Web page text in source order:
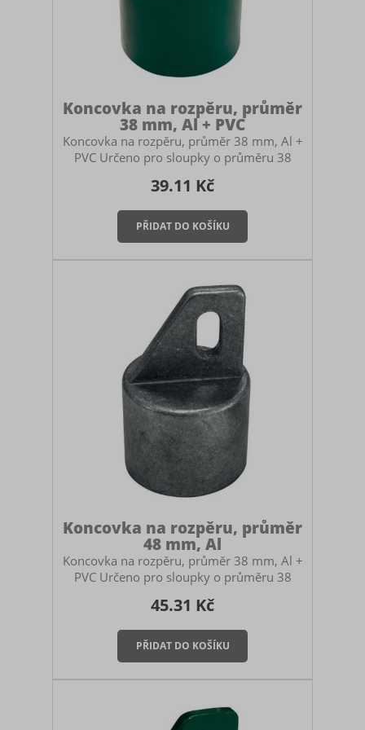
Koncovka na rozpěru, průměr
38 mm, Al + PVC
Koncovka na rozpěru, průměr 38 mm, Al +
PVC Určeno pro sloupky o průměru 38
Funkce: Slouží k přeměně běžného sloupku
(38 mm) na vodorovnou rozpěrnou tyč.
Využití: Zajišťuje stabilitu koncových a
brankových sloupků proti tahu pletiva tam,
kde chybí místo pro vzpěry. Speciální
rozpěry mezi dvěma sloupky. Toto řešení
se používá především na krátkých úsecích
nebo v místech, kde z prost
39.11 Kč
Koncovka na rozpěru, průměr
48 mm, Al
Koncovka na rozpěru, průměr 38 mm, Al +
PVC Určeno pro sloupky o průměru 38
Funkce: Slouží k přeměně běžného sloupku
(38 mm) na vodorovnou rozpěrnou tyč.
Využití: Zajišťuje stabilitu koncových a
brankových sloupků proti tahu pletiva tam,
kde chybí místo pro vzpěry. Speciální
rozpěry mezi dvěma sloupky. Toto řešení
se používá především na krátkých úsecích
45.31 Kč